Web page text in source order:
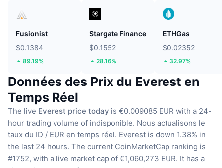
Fusionist
$0.1384
89.19%
Stargate Finance
$0.1552
28.16%
ETHGas
$0.02352
32.97%
Données des Prix du Everest en
Temps Réel
The live Everest price today is €0.009085 EUR with a 24-
hour trading volume of indisponible. Nous actualisons le
taux du ID / EUR en temps réel. Everest is down 1.38% in
the last 24 hours. The current CoinMarketCap ranking is
#1752, with a live market cap of €1,060,273 EUR. It has a